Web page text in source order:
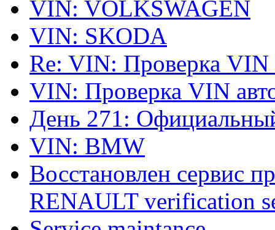
VIN: VOLKSWAGEN
VIN: SKODA
Re: VIN: Проверка VIN
VIN: Проверка VIN
День 271:
VIN: BMW
Восстановлен сервис
RENAULT verification